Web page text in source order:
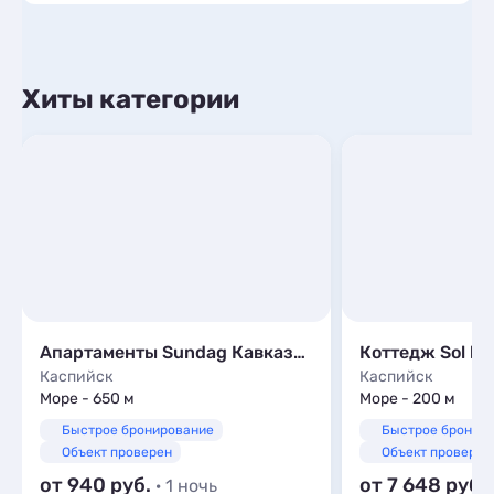
Хиты категории
Апартаменты Sundag Кавказская, 4
Каспийск
Море - 650 м
Быстрое бронирование
Объект проверен
от 940 · 1 ночь
Коттедж Sol
Каспийск
Море - 200 м
Быстрое
Объект проверен
от 7 648